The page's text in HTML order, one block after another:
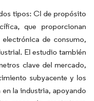
tipos: CI de propósito
que proporcionan
de consumo,
El estudio también
clave del mercado,
subyacente y los
la industria, apoyando